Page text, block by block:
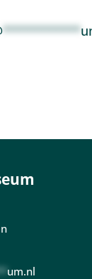
***********
um.nl